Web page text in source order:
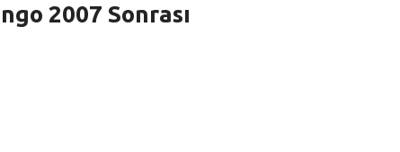
2007 Sonrası